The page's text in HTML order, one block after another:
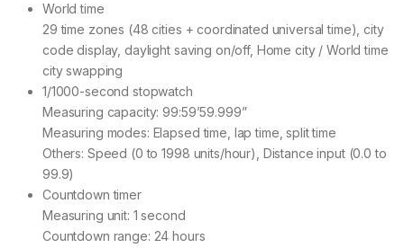
World time
29 time zones (48 cities + coordinated universal time), city
code display, daylight saving on/off, Home city / World time
city swapping
1/1000-second stopwatch
Measuring capacity: 99:59’59.999”
Measuring modes: Elapsed time, lap time, split time
Others: Speed (0 to 1998 units/hour), Distance input (0.0 to
99.9)
Countdown timer
Measuring unit: 1 second
Countdown range: 24 hours